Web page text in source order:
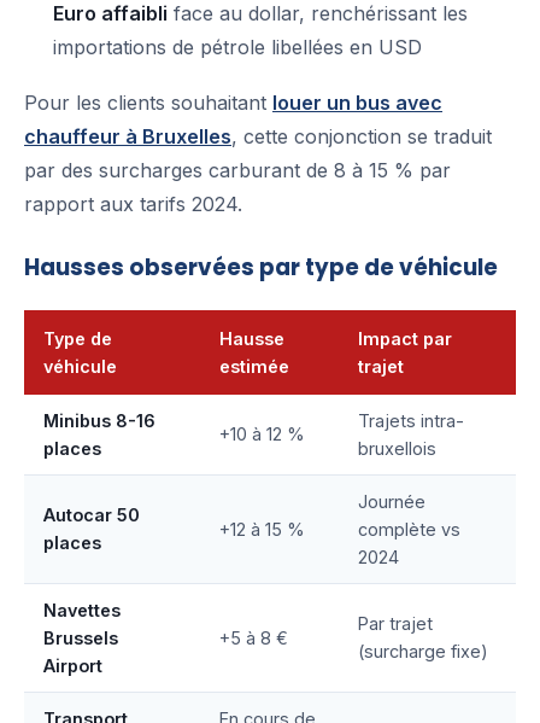
Euro affaibli face au dollar, renchérissant les
importations de pétrole libellées en USD
Pour les clients souhaitant louer un bus avec
chauffeur à Bruxelles, cette conjonction se traduit
par des surcharges carburant de 8 à 15 % par
rapport aux tarifs 2024.
Hausses observées par type de véhicule
Type de
véhicule
Hausse
estimée
Impact par
trajet
Minibus 8-16
places
+10 à 12 %
Trajets intra-
bruxellois
Autocar 50
places
+12 à 15 %
Journée
complète vs
2024
Navettes
Brussels
Airport
+5 à 8 €
Par trajet
(surcharge fixe)